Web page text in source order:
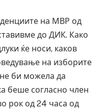
на МВР од
до ДИК. Како
ќе носи, каков
на изборите
би можела да
беше согласно член
рок од 24 часа од